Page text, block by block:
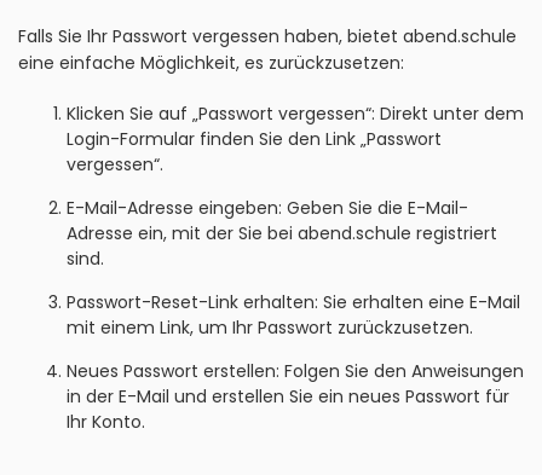
Falls Sie Ihr Passwort vergessen haben, bietet abend.schule
eine einfache Möglichkeit, es zurückzusetzen:
Klicken Sie auf „Passwort vergessen“: Direkt unter dem
Login-Formular finden Sie den Link „Passwort
vergessen“.
E-Mail-Adresse eingeben: Geben Sie die E-Mail-
Adresse ein, mit der Sie bei abend.schule registriert
sind.
Passwort-Reset-Link erhalten: Sie erhalten eine E-Mail
mit einem Link, um Ihr Passwort zurückzusetzen.
Neues Passwort erstellen: Folgen Sie den Anweisungen
in der E-Mail und erstellen Sie ein neues Passwort für
Ihr Konto.